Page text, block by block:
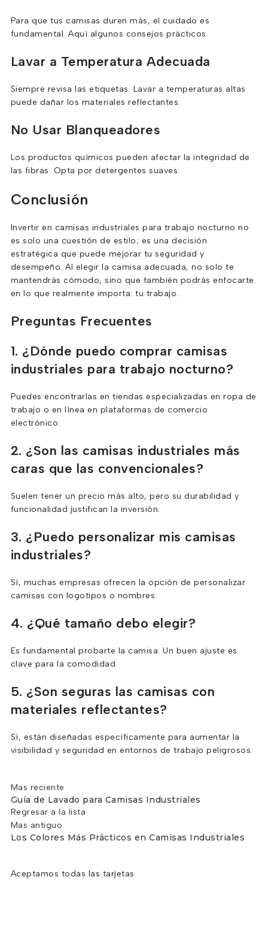
Para que tus camisas duren más, el cuidado es
fundamental. Aquí algunos consejos prácticos.
Lavar a Temperatura Adecuada
Siempre revisa las etiquetas. Lavar a temperaturas altas
puede dañar los materiales reflectantes.
No Usar Blanqueadores
Los productos químicos pueden afectar la integridad de
las fibras. Opta por detergentes suaves.
Conclusión
Invertir en camisas industriales para trabajo nocturno no
es solo una cuestión de estilo; es una decisión
estratégica que puede mejorar tu seguridad y
desempeño. Al elegir la camisa adecuada, no solo te
mantendrás cómodo, sino que también podrás enfocarte
en lo que realmente importa: tu trabajo.
Preguntas Frecuentes
1. ¿Dónde puedo comprar camisas
industriales para trabajo nocturno?
Puedes encontrarlas en tiendas especializadas en ropa de
trabajo o en línea en plataformas de comercio
electrónico.
2. ¿Son las camisas industriales más
caras que las convencionales?
Suelen tener un precio más alto, pero su durabilidad y
funcionalidad justifican la inversión.
3. ¿Puedo personalizar mis camisas
industriales?
Sí, muchas empresas ofrecen la opción de personalizar
camisas con logotipos o nombres.
4. ¿Qué tamaño debo elegir?
Es fundamental probarte la camisa. Un buen ajuste es
clave para la comodidad.
5. ¿Son seguras las camisas con
materiales reflectantes?
Sí, están diseñadas específicamente para aumentar la
visibilidad y seguridad en entornos de trabajo peligrosos.
Mas reciente
Guía de Lavado para Camisas Industriales
Regresar a la lista
Mas antiguo
Los Colores Más Prácticos en Camisas Industriales
Aceptamos todas las tarjetas